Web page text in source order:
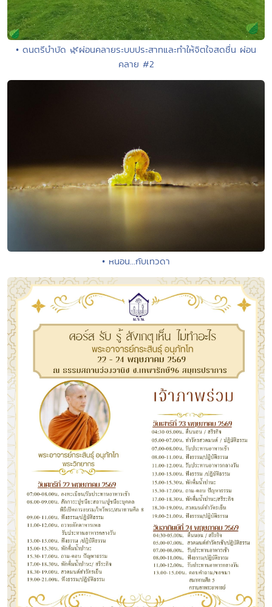
• ดนตรีบำบัด 🌿ผ่อนคลายระบบประสาทและทำให้จิตใจสดชื่น ผ่อน
คลาย #2
• หนอน...กับเทวดา